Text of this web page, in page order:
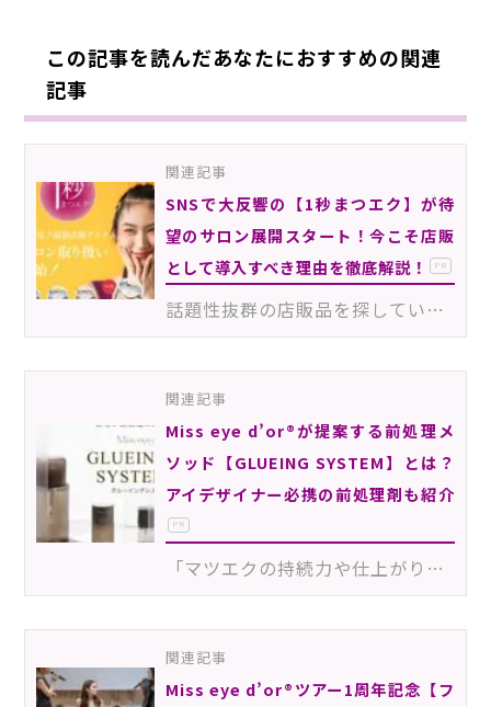
この記事を読んだあなたにおすすめの関連
記事
関連記事
SNSで大反響の【1秒まつエク】が待
望のサロン展開スタート！今こそ店販
として導入すべき理由を徹底解説！
PR
話題性抜群の店販品を探しているサロンオーナー、アイデザイナーは必見！SNSで大バズり中の“次世代つけま…
関連記事
Miss eye d’or®が提案する前処理メ
ソッド【GLUEING SYSTEM】とは？
アイデザイナー必携の前処理剤も紹介
PR
「マツエクの持続力や仕上がりの質を高めたい」と願う多くのアイデザイナーへMiss eye d’or®が提案するの…
関連記事
Miss eye d’or®ツアー1周年記念【フ